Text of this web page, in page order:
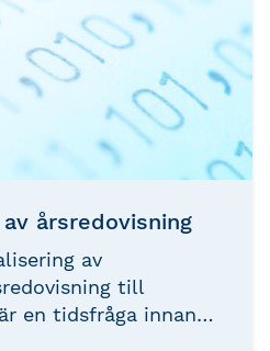
årsredovisning
av
till
en tidsfråga innan